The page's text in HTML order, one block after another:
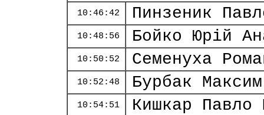
10:46:42 Пинзеник
10:48:56 Бойко Юрій
10:50:52 Семенуха
10:52:48 Бурбак
10:54:51 Кишкар Павло